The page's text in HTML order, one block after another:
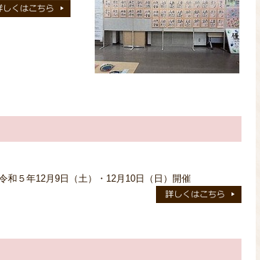
和５年12月9日（土）・12月10日（日）開催